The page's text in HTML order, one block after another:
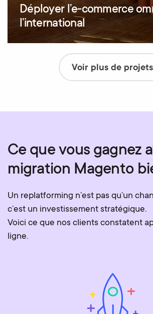
Déployer l’e-commerce
l’international
Voir plus de projets
Ce que vous gagnez
migration Magento
Un replatforming n’est pas qu’un
c’est un investissement stratégique.
Voici ce que nos clients constatent
ligne.